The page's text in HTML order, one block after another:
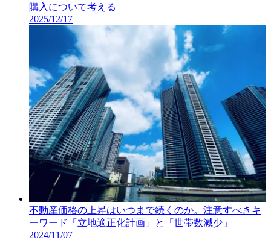
購入について考える
2025/12/17
不動産価格の上昇はいつまで続くのか。注意すべきキ
ーワード「立地適正化計画」と「世帯数減少」
2024/11/07